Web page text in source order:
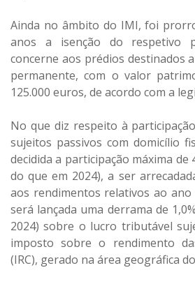
Ainda no âmbito do IMI, foi
anos a isenção do respetivo
concerne aos prédios destinados
permanente, com o valor
125.000 euros, de acordo com a
No que diz respeito à
sujeitos passivos com domicílio
decidida a participação máxima de
do que em 2024), a ser
aos rendimentos relativos ao
será lançada uma derrama de
2024) sobre o lucro tributável
imposto sobre o rendimento
(IRC), gerado na área geográfica